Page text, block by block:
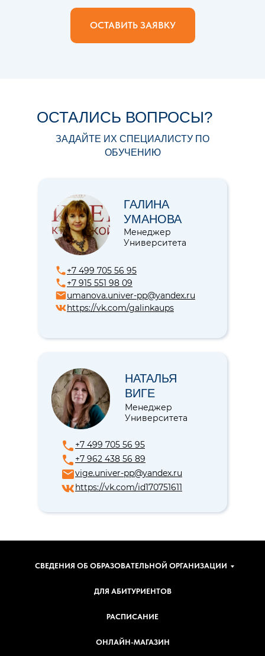
ОСТАВИТЬ ЗАЯВКУ
ОСТАЛИСЬ ВОПРОСЫ?
ЗАДАЙТЕ ИХ СПЕЦИАЛИСТУ ПО
ОБУЧЕНИЮ
+7 499 705 56 95
+7 915 551 98 09
umanova.univer-pp@yandex.ru
https://vk.com/galinkaups
ГАЛИНА
УМАНОВА
Менеджер
Университета
+7 499 705 56 95
+7 962 438 56 89
vige.univer-pp@yandex.ru
https://vk.com/id170751611
НАТАЛЬЯ
ВИГЕ
Менеджер
Университета
СВЕДЕНИЯ ОБ ОБРАЗОВАТЕЛЬНОЙ ОРГАНИЗАЦИИ
ДЛЯ АБИТУРИЕНТОВ
РАСПИСАНИЕ
ОНЛАЙН-МАГАЗИН